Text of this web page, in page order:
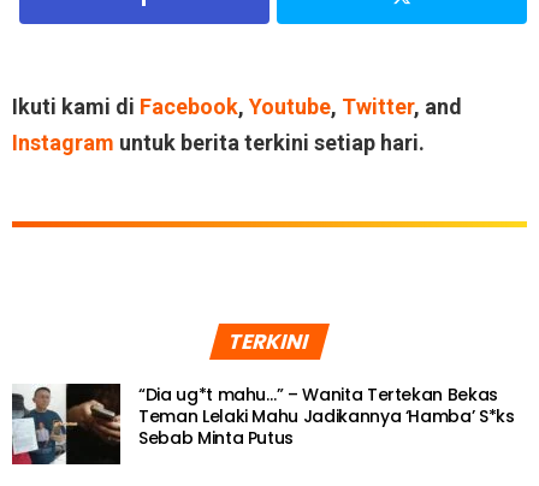
Ikuti kami di Facebook, Youtube, Twitter, and
Instagram untuk berita terkini setiap hari.
TERKINI
“Dia ug*t mahu…” – Wanita Tertekan Bekas
Teman Lelaki Mahu Jadikannya ‘Hamba’ S*ks
Sebab Minta Putus